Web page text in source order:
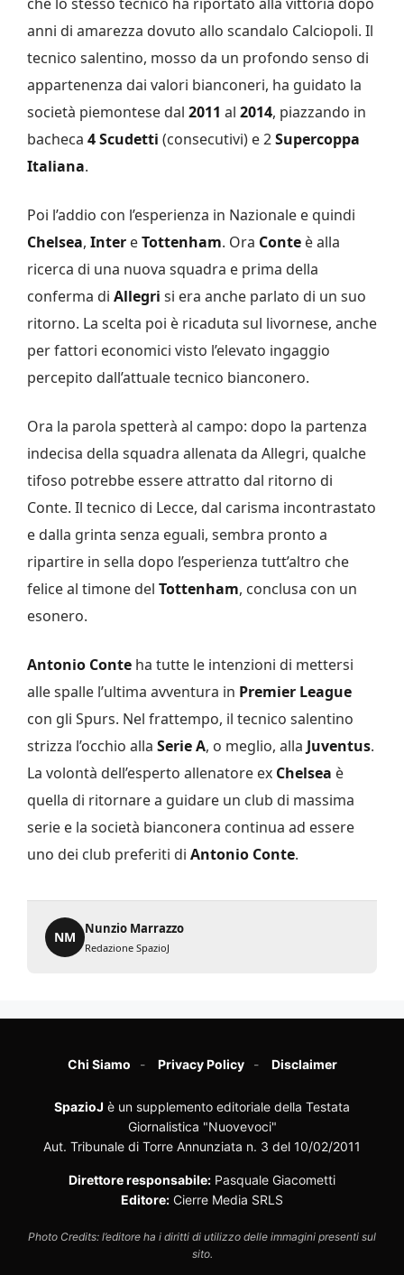
anni di amarezza dovuto allo scandalo Calciopoli. Il
tecnico salentino, mosso da un profondo senso di
appartenenza dai valori bianconeri, ha guidato la
società piemontese dal 2011 al 2014, piazzando in
bacheca 4 Scudetti (consecutivi) e 2Supercoppa
Italiana.
Poi l’addio con l’esperienza in Nazionale e quindi
Chelsea, Inter eTottenham. Ora Conte è alla
ricerca di una nuova squadra e prima della
conferma di Allegri si era anche parlato di un suo
ritorno. La scelta poi è ricaduta sul livornese, anche
per fattori economici visto l’elevato ingaggio
percepito dall’attuale tecnico bianconero.
Ora la parola spetterà al campo: dopo la partenza
indecisa della squadra allenata da Allegri, qualche
tifoso potrebbe essere attratto dal ritorno di
Conte. Il tecnico di Lecce, dal carisma incontrastato
e dalla grinta senza eguali, sembra pronto a
ripartire in sella dopo l’esperienza tutt’altro che
felice al timone del Tottenham, conclusa con un
esonero.
Antonio Conte ha tutte le intenzioni di mettersi
alle spalle l’ultima avventura in Premier League
con gli Spurs. Nel frattempo, il tecnico salentino
strizza l’occhio alla Serie A, o meglio, alla Juventus.
La volontà dell’esperto allenatore ex Chelsea è
quella di ritornare a guidare un club di massima
serie e la società bianconera continua ad essere
uno dei club preferiti di Antonio Conte.
NM
Nunzio Marrazzo
Redazione SpazioJ
Chi Siamo Privacy Policy Disclaimer
SpazioJ è un supplemento editoriale della Testata
Giornalistica "Nuovevoci"
Aut. Tribunale di Torre Annunziata n. 3 del 10/02/2011
Direttore responsabile: Pasquale Giacometti
Editore: Cierre Media SRLS
Photo Credits: l’editore ha i diritti di utilizzo delle immagini presenti sul
sito.